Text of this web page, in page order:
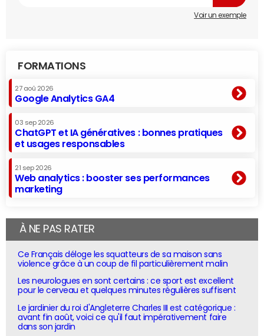
Voir un exemple
FORMATIONS
27 aoû 2026
Google Analytics GA4
03 sep 2026
ChatGPT et IA génératives : bonnes pratiques
et usages responsables
21 sep 2026
Web analytics : booster ses performances
marketing
À NE PAS RATER
Ce Français déloge les squatteurs de sa maison sans
violence grâce à un coup de fil particulièrement malin
Les neurologues en sont certains : ce sport est excellent
pour le cerveau et quelques minutes régulières suffisent
Le jardinier du roi d'Angleterre Charles III est catégorique :
avant fin août, voici ce qu'il faut impérativement faire
dans son jardin